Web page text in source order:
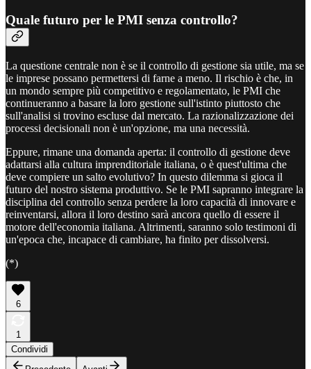
Quale futuro per le PMI senza controllo?
La questione centrale non è se il controllo di gestione sia utile, ma se
le imprese possano permettersi di farne a meno. Il rischio è che, in
un mondo sempre più competitivo e regolamentato, le PMI che
continueranno a basare la loro gestione sull'istinto piuttosto che
sull'analisi si trovino escluse dal mercato. La razionalizzazione dei
processi decisionali non è un'opzione, ma una necessità.
Eppure, rimane una domanda aperta: il controllo di gestione deve
adattarsi alla cultura imprenditoriale italiana, o è quest'ultima che
deve compiere un salto evolutivo? In questo dilemma si gioca il
futuro del nostro sistema produttivo. Se le PMI sapranno integrare la
disciplina del controllo senza perdere la loro capacità di innovare e
reinventarsi, allora il loro destino sarà ancora quello di essere il
motore dell'economia italiana. Altrimenti, saranno solo testimoni di
un'epoca che, incapace di cambiare, ha finito per dissolversi.
(*)
6
1
Condividi